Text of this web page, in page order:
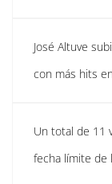
José Altuve
con más hits
Un total de 11
fecha límite de